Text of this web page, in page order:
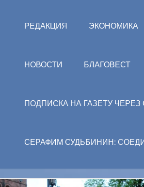
РЕДАКЦИЯ ЭКОНОМИКА
НОВОСТИ БЛАГОВЕСТ
ПОДПИСКА НА ГАЗЕТУ
СЕРАФИМ СУДЬБИНИН: